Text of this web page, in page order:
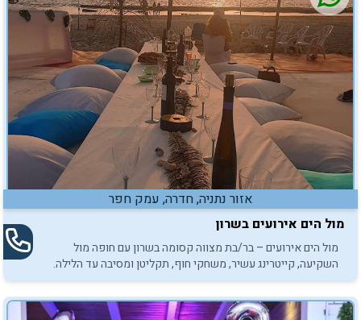
אזור נתניה, חדרה, עמק חפר
מול הים אירועים בשרון
מול הים אירועים – בר/בת מצווה קסומה בשרון עם חופה מול
השקיעה, קייטרינג עשיר, משחקי חוף, תקליטן ומסיבה עד הלילה.